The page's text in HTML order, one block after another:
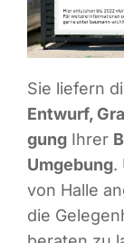
Sie lie­fern
Ent­wurf,
gungIhrer
Umge­bung.
von Hal­le
die